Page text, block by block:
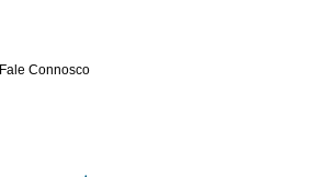
Fale Connosco